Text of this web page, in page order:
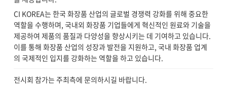
CI KOREA는 한국 화장품 산업의 글로벌 경쟁력 강화를 위해 중요한
역할을 수행하며, 국내외 화장품 기업들에게 혁신적인 원료와 기술을
제공하여 제품의 품질과 다양성을 향상시키는 데 기여하고 있습니다.
이를 통해 화장품 산업의 성장과 발전을 지원하고, 국내 화장품 업계
의 국제적인 입지를 강화하는 역할을 하고 있습니다.
전시회 참가는 주최측에 문의하시길 바랍니다.